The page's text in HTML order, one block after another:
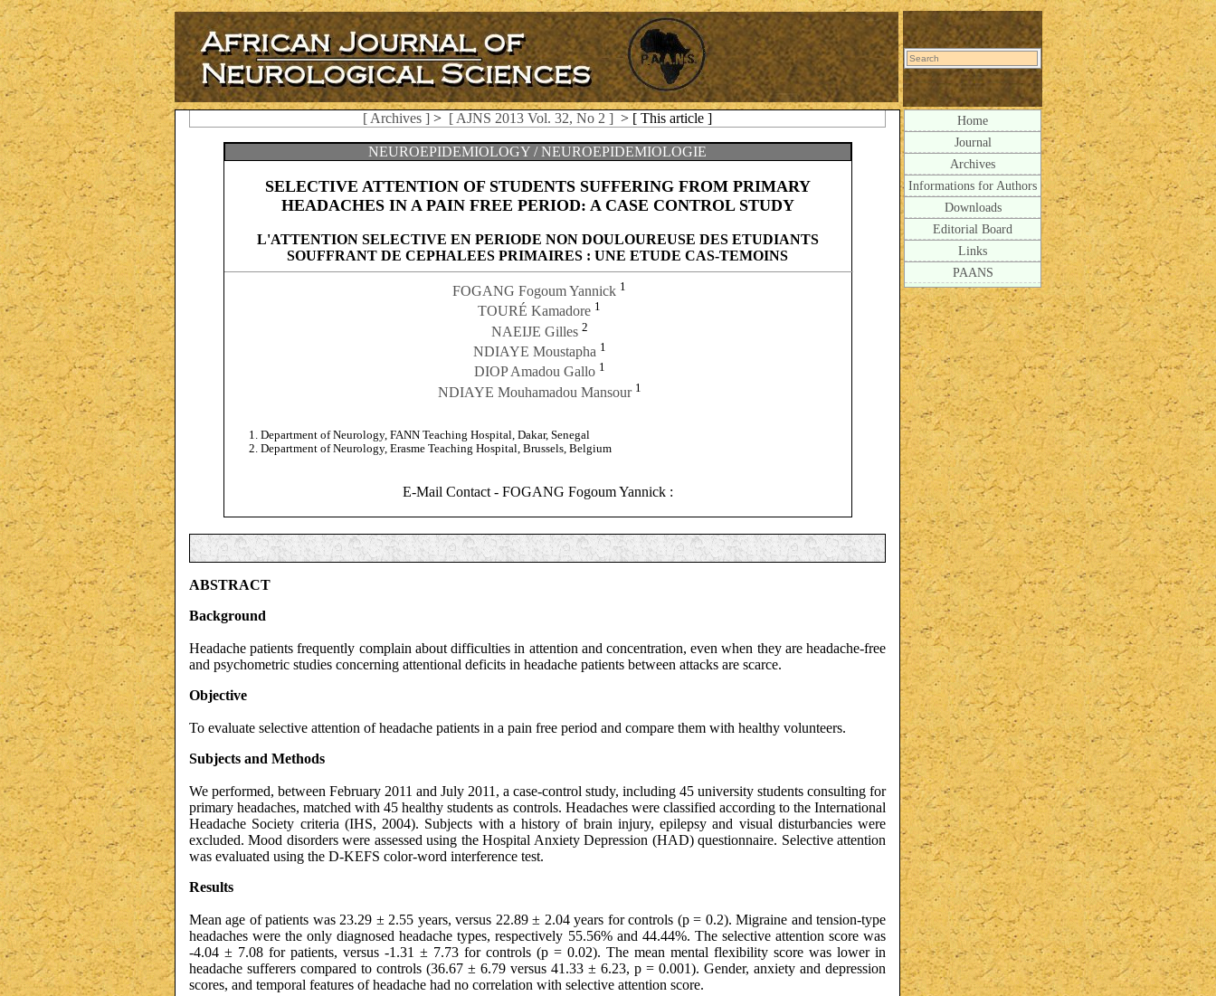
[ Archives ] > [ AJNS 2013 Vol. 32, No 2 ] > [ This article ]
NEUROEPIDEMIOLOGY / NEUROEPIDEMIOLOGIE
SELECTIVE ATTENTION OF STUDENTS SUFFERING FROM PRIMARY
HEADACHES IN A PAIN FREE PERIOD: A CASE CONTROL STUDY
L'ATTENTION SELECTIVE EN PERIODE NON DOULOUREUSE DES ETUDIANTS
SOUFFRANT DE CEPHALEES PRIMAIRES : UNE ETUDE CAS-TEMOINS
FOGANG Fogoum Yannick 1
TOURÉ Kamadore 1
NAEIJE Gilles 2
NDIAYE Moustapha 1
DIOP Amadou Gallo 1
NDIAYE Mouhamadou Mansour 1
Department of Neurology, FANN Teaching Hospital, Dakar, Senegal
Department of Neurology, Erasme Teaching Hospital, Brussels, Belgium
E-Mail Contact - FOGANG Fogoum Yannick :
ABSTRACT
Background
Headache patients frequently complain about difficulties in attention and concentration, even when they are headache-free
and psychometric studies concerning attentional deficits in headache patients between attacks are scarce.
Objective
To evaluate selective attention of headache patients in a pain free period and compare them with healthy volunteers.
Subjects and Methods
We performed, between February 2011 and July 2011, a case-control study, including 45 university students consulting for
primary headaches, matched with 45 healthy students as controls. Headaches were classified according to the International
Headache Society criteria (IHS, 2004). Subjects with a history of brain injury, epilepsy and visual disturbancies were
excluded. Mood disorders were assessed using the Hospital Anxiety Depression (HAD) questionnaire. Selective attention
was evaluated using the D-KEFS color-word interference test.
Results
Mean age of patients was 23.29 ± 2.55 years, versus 22.89 ± 2.04 years for controls (p = 0.2). Migraine and tension-type
headaches were the only diagnosed headache types, respectively 55.56% and 44.44%. The selective attention score was
-4.04 ± 7.08 for patients, versus -1.31 ± 7.73 for controls (p = 0.02). The mean mental flexibility score was lower in
headache sufferers compared to controls (36.67 ± 6.79 versus 41.33 ± 6.23, p = 0.001). Gender, anxiety and depression
scores, and temporal features of headache had no correlation with selective attention score.
Home
Journal
Archives
Informations for Authors
Downloads
Editorial Board
Links
PAANS